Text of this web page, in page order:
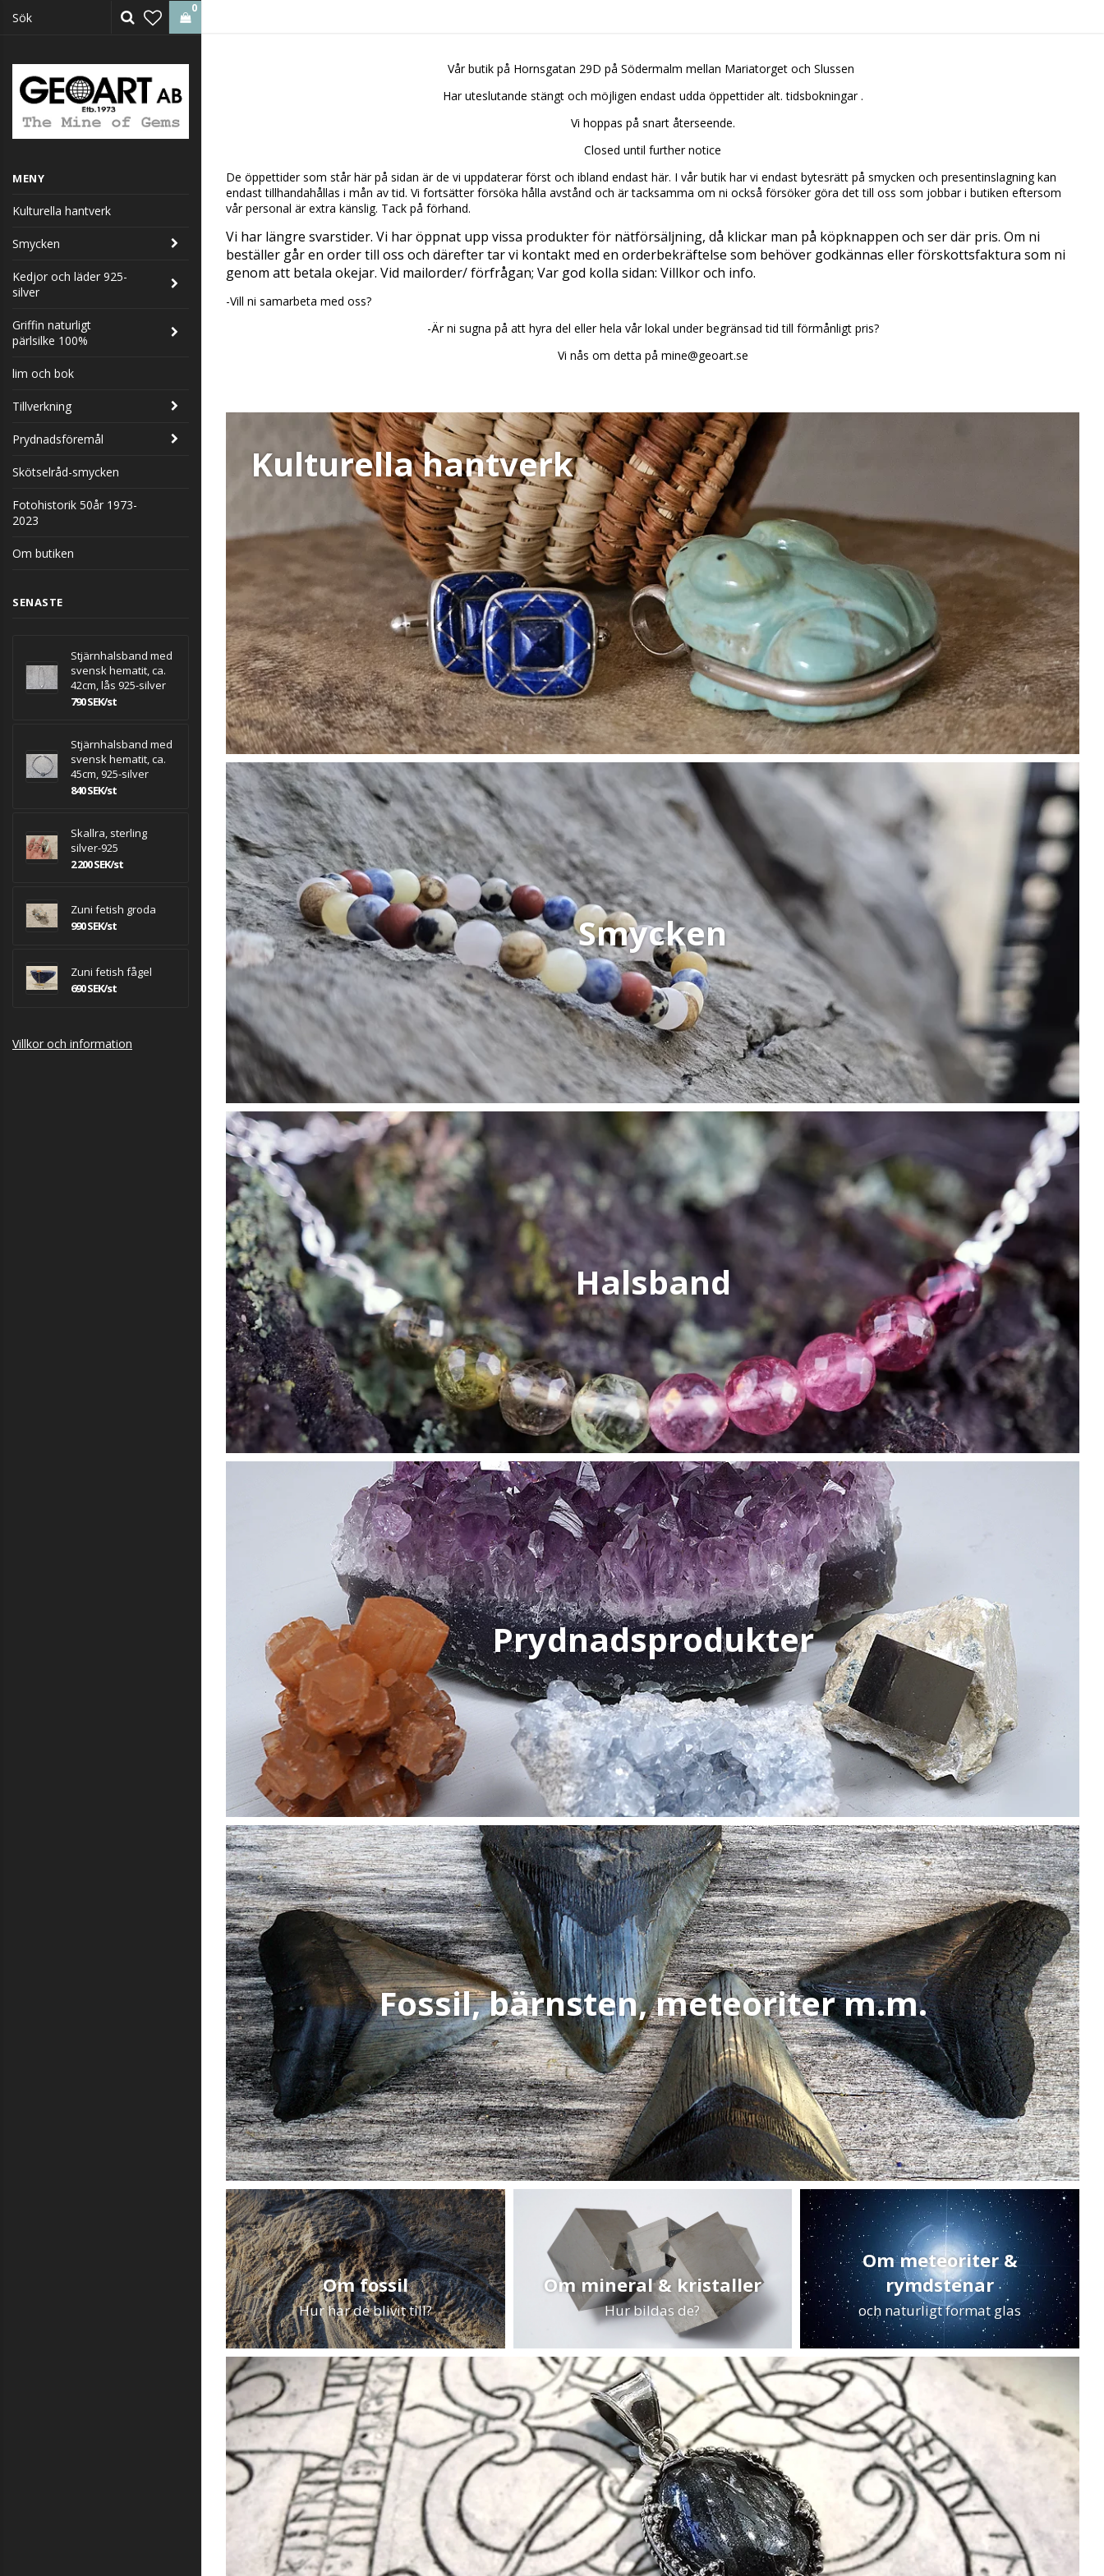
0
MENY
Kulturella hantverk
Smycken
Kedjor och läder 925-
silver
Griffin naturligt
pärlsilke 100%
lim och bok
Tillverkning
Prydnadsföremål
Skötselråd-smycken
Fotohistorik 50år 1973-
2023
Om butiken
SENASTE
Stjärnhalsband med
svensk hematit, ca.
42cm, lås 925-silver
790 SEK/st
Stjärnhalsband med
svensk hematit, ca.
45cm, 925-silver
840 SEK/st
Skallra, sterling
silver-925
2 200 SEK/st
Zuni fetish groda
990 SEK/st
Zuni fetish fågel
690 SEK/st
Villkor och information
Vår butik på Hornsgatan 29D på Södermalm mellan Mariatorget och Slussen
Har uteslutande stängt och möjligen endast udda öppettider alt. tidsbokningar .
Vi hoppas på snart återseende.
Closed until further notice
De öppettider som står här på sidan är de vi uppdaterar först och ibland endast här. I vår butik har vi endast bytesrätt på smycken och presentinslagning kan
endast tillhandahållas i mån av tid. Vi fortsätter försöka hålla avstånd och är tacksamma om ni också försöker göra det till oss som jobbar i butiken eftersom
vår personal är extra känslig. Tack på förhand.
Vi har längre svarstider. Vi har öppnat upp vissa produkter för nätförsäljning, då klickar man på köpknappen och ser där pris. Om ni
beställer går en order till oss och därefter tar vi kontakt med en orderbekräftelse som behöver godkännas eller förskottsfaktura som ni
genom att betala okejar. Vid mailorder/ förfrågan; Var god kolla sidan: Villkor och info.
-Vill ni samarbeta med oss?
-Är ni sugna på att hyra del eller hela vår lokal under begränsad tid till förmånligt pris?
Vi nås om detta på mine@geoart.se
Kulturella hantverk
Smycken
Halsband
Prydnadsprodukter
Fossil, bärnsten, meteoriter m.m.
Om fossil
Hur har de blivit till?
Om mineral & kristaller
Hur bildas de?
Om meteoriter &
rymdstenar
och naturligt format glas